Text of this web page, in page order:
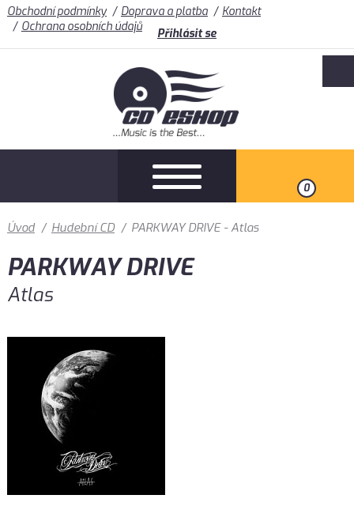
Obchodní podmínky Doprava a platba
Kontakt
Ochrana osobních údajů
Přihlásit se
0
Úvod / Hudební CD / PARKWAY DRIVE - Atlas
PARKWAY DRIVE
Atlas